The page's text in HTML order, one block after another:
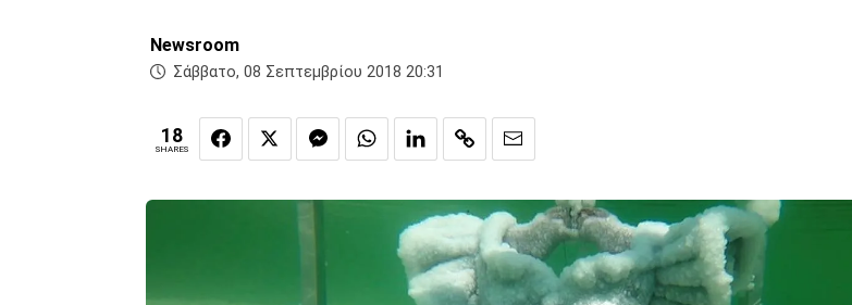
Newsroom
Σάββατο, 08 Σεπτεμβρίου 2018 20:31
18
SHARES